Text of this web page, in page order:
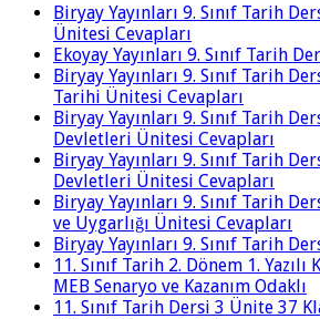
Biryay Yayınları 9. Sınıf Tarih
Ünitesi Cevapları
Ekoyay Yayınları 9. Sınıf Tarih
Biryay Yayınları 9. Sınıf Tarih
Tarihi Ünitesi Cevapları
Biryay Yayınları 9. Sınıf Tarih
Devletleri Ünitesi Cevapları
Biryay Yayınları 9. Sınıf Tarih
Devletleri Ünitesi Cevapları
Biryay Yayınları 9. Sınıf Tarih
ve Uygarlığı Ünitesi Cevapları
Biryay Yayınları 9. Sınıf Tarih
11. Sınıf Tarih 2. Dönem 1.
MEB Senaryo ve Kazanım Odaklı
11. Sınıf Tarih Dersi 3 Ünite 37